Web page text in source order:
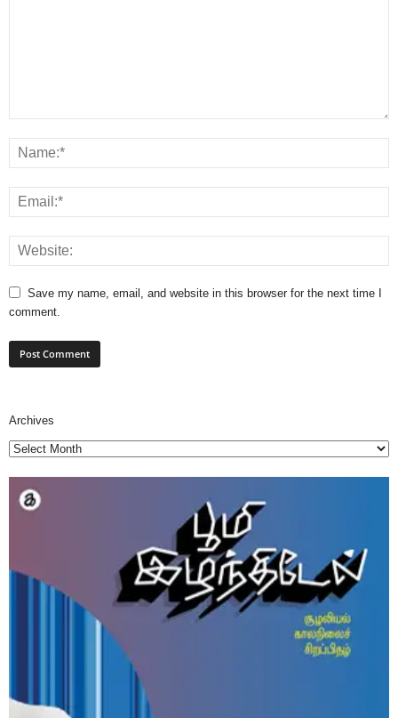
Save my name, email, and website in this browser for the next time I
comment.
Archives